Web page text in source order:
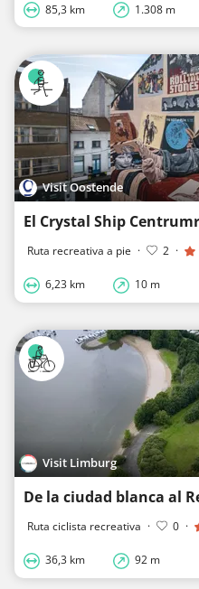
85,3 km 1.308 m
Visit Oostende
Ruta recreativa a pie · 2 ·
6,23 km 10 m
Visit Limburg
Ruta ciclista recreativa · 0 ·
36,3 km 92 m